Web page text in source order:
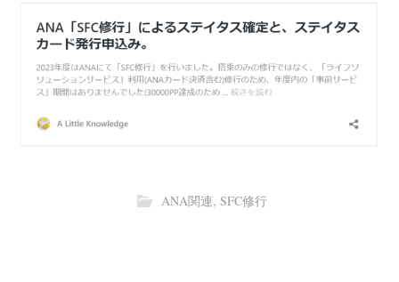
ANA関連, SFC修行